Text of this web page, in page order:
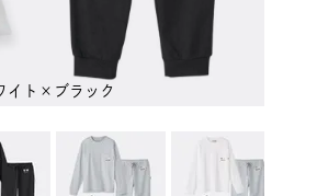
イト×ブラック